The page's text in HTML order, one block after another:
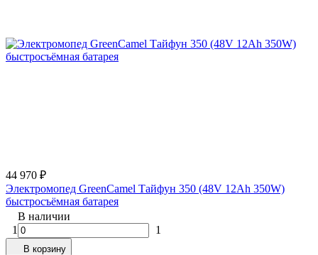
44 970 ₽
Электромопед GreenCamel Тайфун 350 (48V 12Ah 350W)
быстросъёмная батарея
В наличии
1
1
В корзину